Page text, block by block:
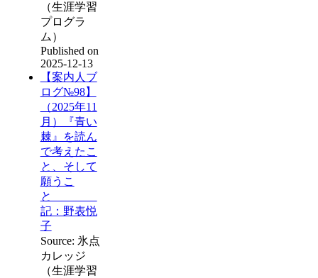
（生涯学習
プログラ
ム）
Published on
2025-12-13
【案内人ブ
ログ№98】
（2025年11
月）『青い
棘』を読ん
で考えたこ
と、そして
願うこ
と
記：野表悦
子
Source: 氷点
カレッジ
（生涯学習